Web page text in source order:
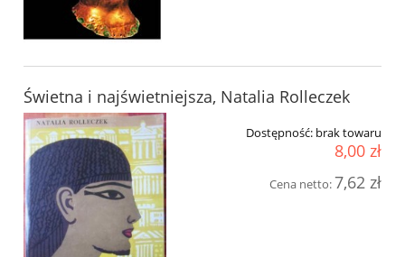
Świetna i najświetniejsza, Natalia Rolleczek
Dostępność: brak towaru
8,00 zł
Cena netto:7,62 zł